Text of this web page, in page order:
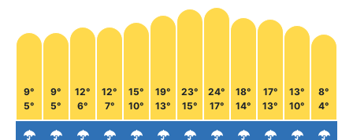
9°
5°
9°
5°
12°
6°
12°
7°
15°
10°
19°
13°
23°
15°
24°
17°
18°
14°
17°
13°
13°
10°
8°
4°